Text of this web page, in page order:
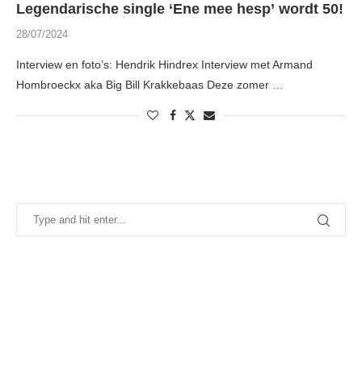
Legendarische single ‘Ene mee hesp’ wordt 50!
28/07/2024
Interview en foto’s: Hendrik Hindrex Interview met Armand
Hombroeckx aka Big Bill Krakkebaas Deze zomer …